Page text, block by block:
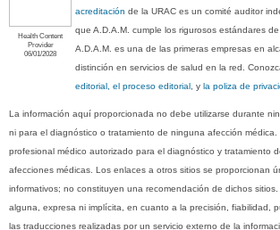
Health Content
Provider
06/01/2028
acreditación de la URAC es un comité auditor
que A.D.A.M. cumple los rigurosos estándares
A.D.A.M. es una de las primeras empresas en
distinción en servicios de salud en la red.
editorial, el proceso editorial , yla poliza de
La información aquí proporcionada no debe utilizarse durante
ni para el diagnóstico o tratamiento de ninguna afección
profesional médico autorizado para el diagnóstico y tratamiento
afecciones médicas. Los enlaces a otros sitios se proporcionan
informativos; no constituyen una recomendación de dichos
alguna, expresa ni implícita, en cuanto a la precisión, fiabilidad,
las traducciones realizadas por un servicio externo de la